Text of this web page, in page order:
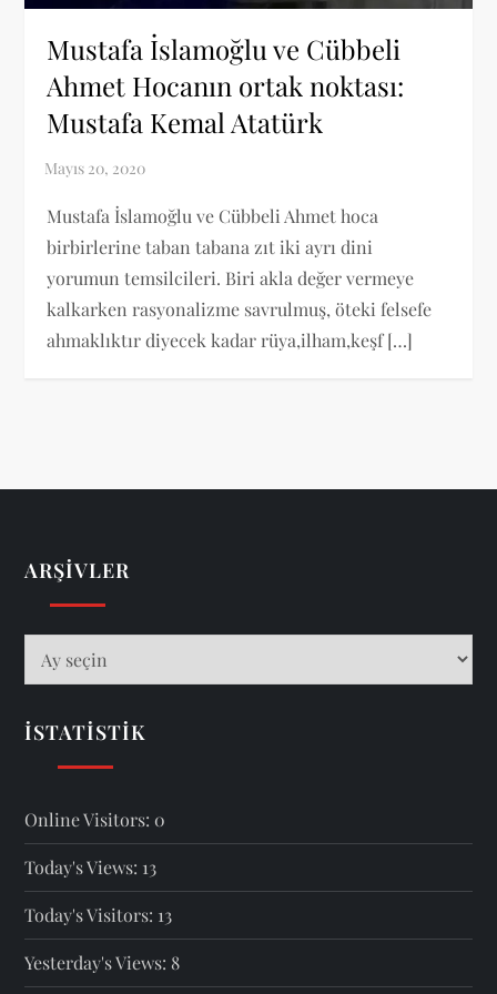
Mustafa İslamoğlu ve Cübbeli
Ahmet Hocanın ortak noktası:
Mustafa Kemal Atatürk
Mustafa İslamoğlu ve Cübbeli Ahmet hoca
birbirlerine taban tabana zıt iki ayrı dini
yorumun temsilcileri. Biri akla değer vermeye
kalkarken rasyonalizme savrulmuş, öteki felsefe
ahmaklıktır diyecek kadar rüya,ilham,keşf […]
ARŞIVLER
İSTATISTIK
Online Visitors: 0
Today's Views: 13
Today's Visitors: 13
Yesterday's Views:8